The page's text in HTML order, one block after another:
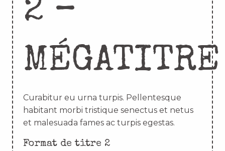
2 –
MÉGATITRE
Curabitur eu urna turpis. Pellentesque
habitant morbi tristique senectus et netus
et malesuada fames ac turpis egestas.
Format de titre 2